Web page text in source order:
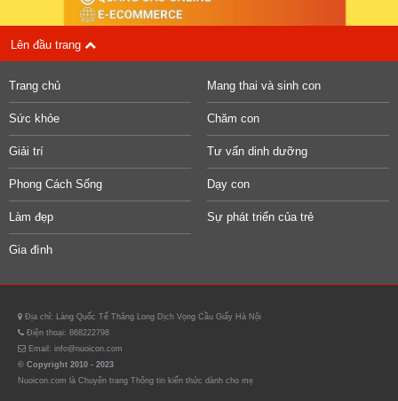
Lên đầu trang
Trang chủ
Sức khỏe
Giải trí
Phong Cách Sống
Làm đẹp
Gia đình
Mang thai và sinh con
Chăm con
Tư vấn dinh dưỡng
Dạy con
Sự phát triển của trẻ
Địa chỉ: Làng Quốc Tế Thăng Long Dịch Vọng Cầu Giấy Hà Nội
Điện thoại: 868222798
Email: info@nuoicon.com
© Copyright 2010 - 2023
Nuoicon.com là Chuyên trang Thông tin kiến thức dành cho mẹ